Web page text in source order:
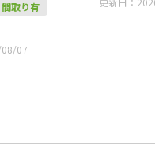
間取り有
08/07